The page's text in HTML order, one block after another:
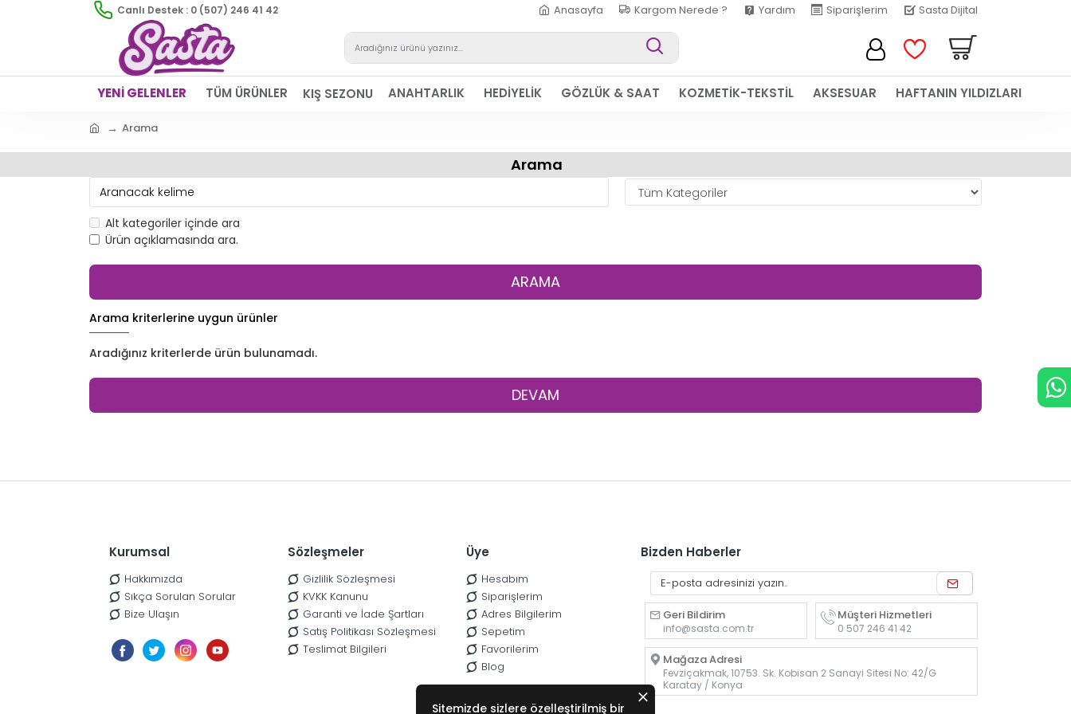
Canlı Destek : 0 (507) 246 41 42 Anasayfa Kargom Nerede ? Yardım Siparişlerim Sasta Dijital
YENİ GELENLER TÜM ÜRÜNLER KIŞ SEZONU ANAHTARLIK HEDİYELİK GÖZLÜK & SAAT KOZMETİK-TEKSTİL AKSESUAR HAFTANIN YILDIZLARI
Arama
Arama
Alt kategoriler içinde ara
Ürün açıklamasında ara.
ARAMA
Arama kriterlerine uygun ürünler
Aradığınız kriterlerde ürün bulunamadı.
DEVAM
Kurumsal
Hakkımızda
Sıkça Sorulan Sorular
Bize Ulaşın
Sözleşmeler
Gizlilik Sözleşmesi
KVKK Kanunu
Garanti ve İade Şartları
Satış Politikası Sözleşmesi
Teslimat Bilgileri
Üye
Hesabım
Siparişlerim
Adres Bilgilerim
Sepetim
Favorilerim
Blog
Bizden Haberler
Geri Bildirim
info@sasta.com.tr
Müşteri Hizmetleri
0 507 246 41 42
Mağaza Adresi
Fevziçakmak, 10753. Sk. Kobisan 2 Sanayi Sitesi No: 42/G
Karatay / Konya
Sitemizde sizlere özelleştirilmiş bir